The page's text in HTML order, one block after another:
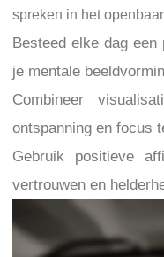
spreken in het
Besteed elke dag
je mentale
Combineer
ontspanning en focus
Gebruik positieve
vertrouwen en